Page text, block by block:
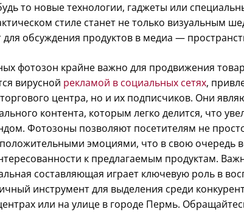
то новые технологии, гаджеты или
стиле станет не только визуальным
для обсуждения продуктов в медиа —
фотозон крайне важно для продвижения
вирусной рекламой в социальных сетях,
центра, но и их подписчиков. Они
контента, которым легко делится, что
Фотозоны позволяют посетителям не
эмоциями, что в свою очередь
к предлагаемым продуктам.
составляющая играет ключевую роль в
инструмент для выделения среди
или на улице в городе Пермь.